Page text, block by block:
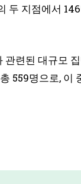
두 지점에서
련된 대규모
559명으로, 이